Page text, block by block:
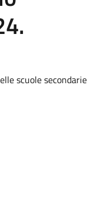
scuole secondarie